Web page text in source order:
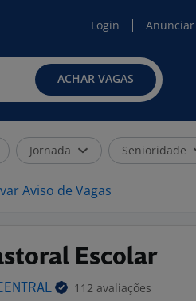
Login Anunciar
ACHAR VAGAS
Jornada Senioridade
Aviso de Vagas
Escolar
112 avaliações